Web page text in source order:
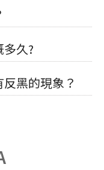
久?
黑的現象？